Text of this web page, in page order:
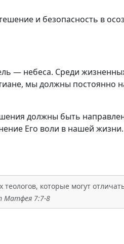
и безопасность в
— небеса. Среди
мы должны постоянно
должны быть
Его воли в нашей жизни.
которые могут
Матфея 7:7-8